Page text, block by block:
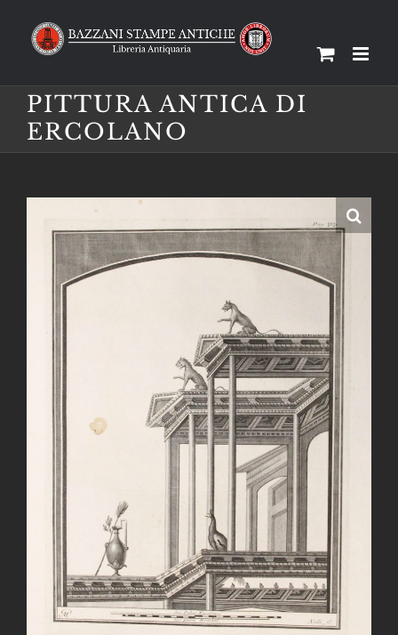
PITTURA ANTICA DI
ERCOLANO